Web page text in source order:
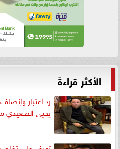
الأكثر قراءةً
رد اعتبار
يحيى الصعيدي